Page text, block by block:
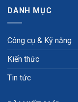
DANH MỤC
Công cụ & Kỹ năng
Kiến thức
Tin tức